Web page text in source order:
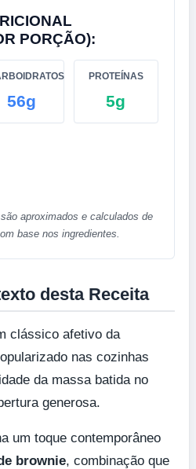
PORÇÃO):
56g
PROTEÍNAS
5g
aproximados e calculados de
base nos ingredientes.
desta Receita
clássico afetivo da
nas cozinhas
da massa batida no
generosa.
um toque contemporâneo
brownie, combinação que